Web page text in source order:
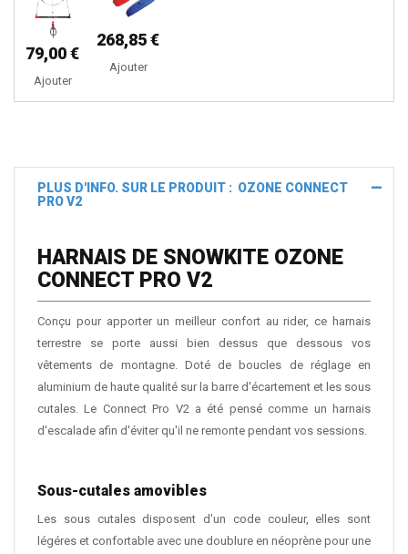
79,00 €
Ajouter
268,85 €
Ajouter
PLUS D'INFO. SUR LE PRODUIT : OZONE CONNECT
PRO V2
HARNAIS DE SNOWKITE OZONE
CONNECT PRO V2
Conçu pour apporter un meilleur confort au rider, ce harnais
terrestre se porte aussi bien dessus que dessous vos
vêtements de montagne. Doté de boucles de réglage en
aluminium de haute qualité sur la barre d'écartement et les sous
cutales. Le Connect Pro V2 a été pensé comme un harnais
d'escalade afin d'éviter qu'il ne remonte pendant vos sessions.
Sous-cutales amovibles
Les sous cutales disposent d'un code couleur, elles sont
légéres et confortable avec une doublure en néoprène pour une